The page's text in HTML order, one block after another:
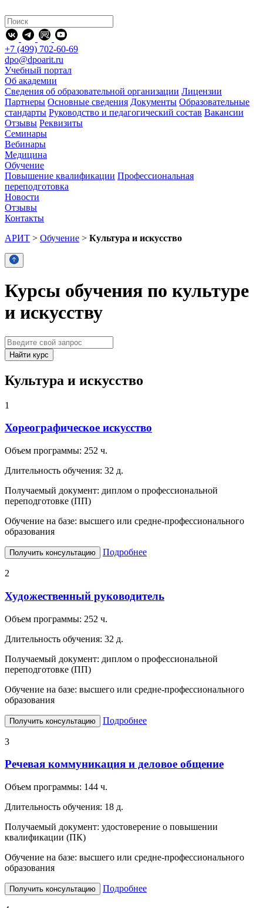
+7 (499) 702-60-69
dpo@dpoarit.ru
Учебный портал
Об академии
Сведения об образовательной организации Лицензии
Партнеры Основные сведения Документы Образовательные
стандарты Руководство и педагогический состав Вакансии
Отзывы Реквизиты
Семинары
Вебинары
Медицина
Обучение
Повышение квалификации Профессиональная
переподготовка
Новости
Отзывы
Контакты
АРИТ > Обучение > Культура и искусство
Курсы обучения по культуре
и искусству
Найти курс
Культура и искусство
1
Хореографическое искусство
Объем программы: 252 ч.
Длительность обучения: 32 д.
Получаемый документ: диплом о профессиональной
переподготовке (ПП)
Обучение на базе: высшего или средне-профессионального
образования
Получить консультацию Подробнее
2
Художественный руководитель
Объем программы: 252 ч.
Длительность обучения: 32 д.
Получаемый документ: диплом о профессиональной
переподготовке (ПП)
Обучение на базе: высшего или средне-профессионального
образования
Получить консультацию Подробнее
3
Речевая коммуникация и деловое общение
Объем программы: 144 ч.
Длительность обучения: 18 д.
Получаемый документ: удостоверение о повышении
квалификации (ПК)
Обучение на базе: высшего или средне-профессионального
образования
Получить консультацию Подробнее